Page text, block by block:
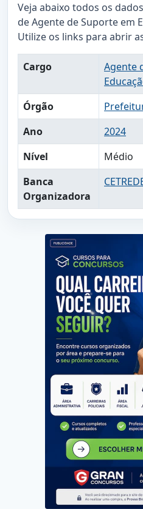
Veja abaixo todos os
de Agente de Suporte em
Utilize os links para abrir
Cargo
Agente
Órgão
Ano
2024
Nível
Médio
Banca
Organizadora